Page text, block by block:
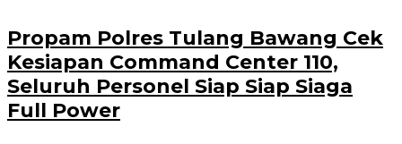
Propam Polres Tulang Bawang Cek
Kesiapan Command Center 110,
Seluruh Personel Siap Siap Siaga
Full Power